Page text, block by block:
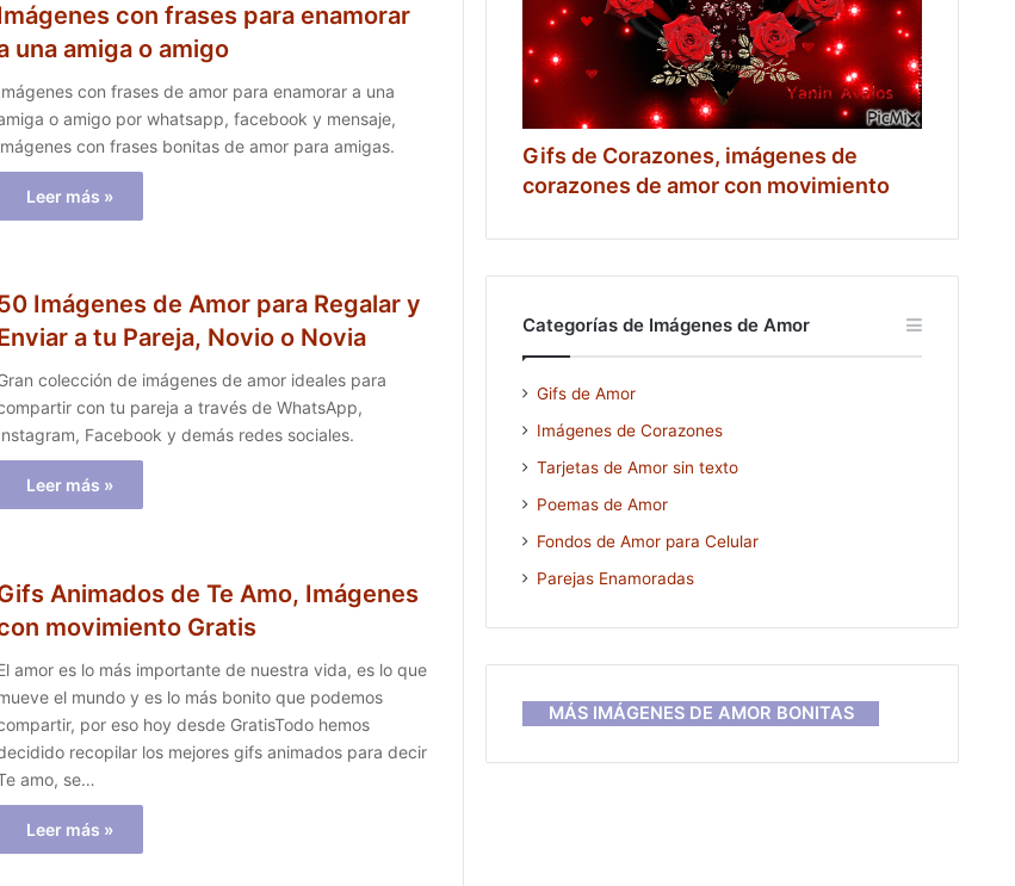
con frases para enamorar
una amiga o amigo
con frases de amor para enamorar a una
o amigo por whatsapp, facebook y mensaje,
con frases bonitas de amor para amigas.
Leer más »
Imágenes de Amor para Regalar y
a tu Pareja, Novio o Novia
colección de imágenes de amor ideales para
con tu pareja a través de WhatsApp,
Facebook y demás redes sociales.
Leer más »
Animados de Te Amo, Imágenes
movimiento Gratis
amor es lo más importante de nuestra vida, es lo que
el mundo y es lo más bonito que podemos
por eso hoy desde GratisTodo hemos
recopilar los mejores gifs animados para decir
amo, se…
Leer más »
Gifs de Corazones, imágenes de
corazones de amor con movimiento
Categorías de Imágenes de Amor
Gifs de Amor
Imágenes de Corazones
Tarjetas de Amor sin texto
Poemas de Amor
Fondos de Amor para Celular
Parejas Enamoradas
MÁS IMÁGENES DE AMOR BONITAS